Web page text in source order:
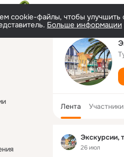
cookie-файлы, чтобы улучшить
Больше информации
Лента Участники
Экскурсии,
26 июл